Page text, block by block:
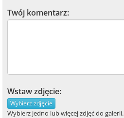
Twój komentarz:
Wstaw zdjęcie:
Wybierz zdjęcie
Wybierz jedno lub więcej zdjęć do galerii.